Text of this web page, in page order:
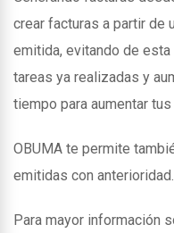
crear facturas a partir de
emitida, evitando de
tareas ya realizadas y
tiempo para aumentar
OBUMA te permite
emitidas con anterioridad.
Para mayor información